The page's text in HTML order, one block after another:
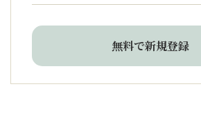
無料で新規登録